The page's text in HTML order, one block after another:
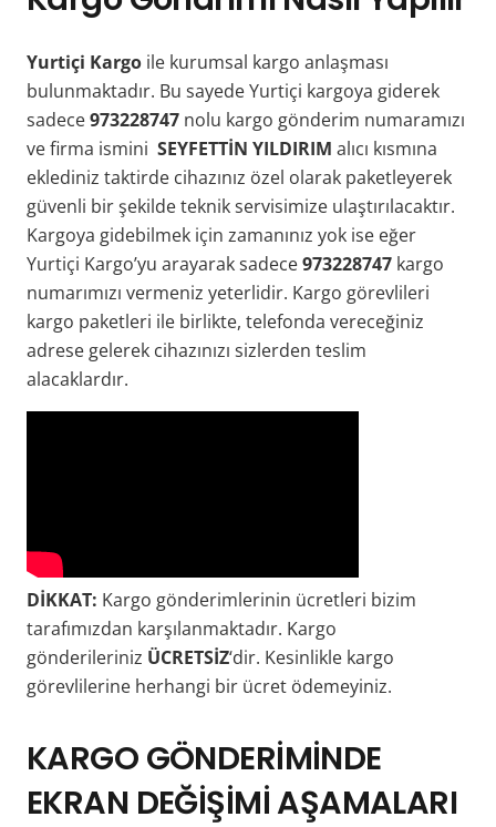
Yurtiçi Kargo ile kurumsal kargo anlaşması
bulunmaktadır. Bu sayede Yurtiçi kargoya giderek
sadece973228747 nolu kargo gönderim numaramızı
ve firma ismini SEYFETTİN YILDIRIM alıcı kısmına
eklediniz taktirde cihazınız özel olarak paketleyerek
güvenli bir şekilde teknik servisimize ulaştırılacaktır.
Kargoya gidebilmek için zamanınız yok ise eğer
Yurtiçi Kargo’yu arayarak sadece973228747 kargo
numarımızı vermeniz yeterlidir. Kargo görevlileri
kargo paketleri ile birlikte, telefonda vereceğiniz
adrese gelerek cihazınızı sizlerden teslim
alacaklardır.
DİKKAT: Kargo gönderimlerinin ücretleri bizim
tarafımızdan karşılanmaktadır. Kargo
gönderileriniz ÜCRETSİZ‘dir. Kesinlikle kargo
görevlilerine herhangi bir ücret ödemeyiniz.
KARGO GÖNDERİMİNDE
EKRAN DEĞİŞİMİ AŞAMALARI